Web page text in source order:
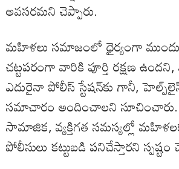
అవసరమని చెప్పారు.
మహిళలు సమాజంలో ధైర్యంగా
చట్టపరంగా వారికి పూర్తి రక్షణ
ఎదురైనా పోలీస్ స్టేషన్‌కు గానీ,
సమాచారం అందించాలని సూచించారు.
సామాజిక, వ్యక్తిగత సమస్యల్లో
పోలీసులు కట్టుబడి పనిచేస్తారని